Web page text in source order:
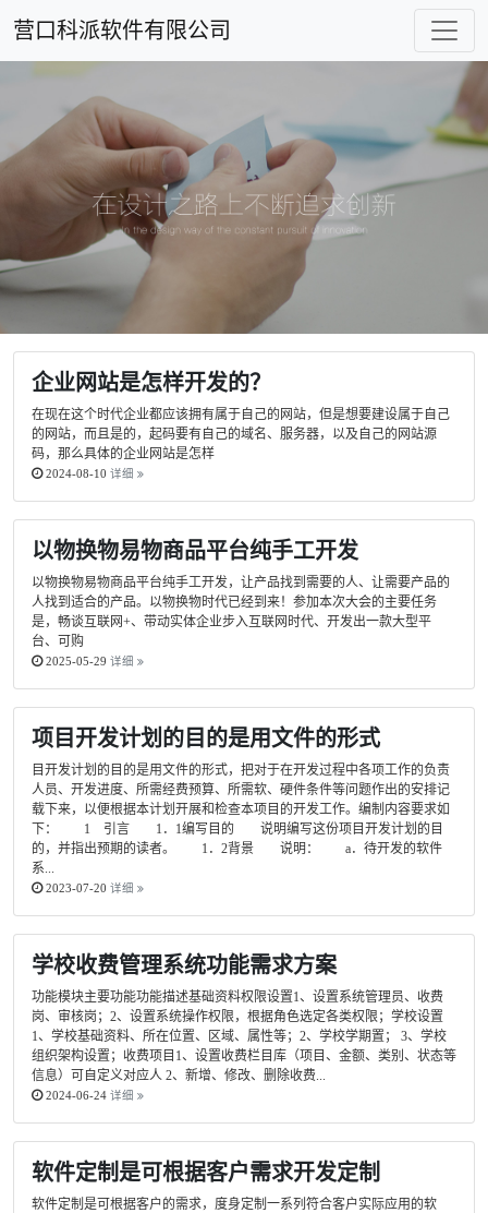
营口科派软件有限公司
企业网站是怎样开发的？
在现在这个时代企业都应该拥有属于自己的网站，但是想要建设属于自己
的网站，而且是的，起码要有自己的域名、服务器，以及自己的网站源
码，那么具体的企业网站是怎样
2024-08-10 详细
以物换物易物商品平台纯手工开发
以物换物易物商品平台纯手工开发，让产品找到需要的人、让需要产品的
人找到适合的产品。以物换物时代已经到来！参加本次大会的主要任务
是，畅谈互联网+、带动实体企业步入互联网时代、开发出一款大型平
台、可购
2025-05-29 详细
项目开发计划的目的是用文件的形式
目开发计划的目的是用文件的形式，把对于在开发过程中各项工作的负责
人员、开发进度、所需经费预算、所需软、硬件条件等问题作出的安排记
载下来，以便根据本计划开展和检查本项目的开发工作。编制内容要求如
下： 1 引言 1．1编写目的 说明编写这份项目开发计划的目
的，并指出预期的读者。 1．2背景 说明： a．待开发的软件
系...
2023-07-20 详细
学校收费管理系统功能需求方案
功能模块主要功能功能描述基础资料权限设置1、设置系统管理员、收费
岗、审核岗；2、设置系统操作权限，根据角色选定各类权限；学校设置
1、学校基础资料、所在位置、区域、属性等；2、学校学期置； 3、学校
组织架构设置；收费项目1、设置收费栏目库（项目、金额、类别、状态等
信息）可自定义对应人 2、新增、修改、删除收费...
2024-06-24 详细
软件定制是可根据客户需求开发定制
软件定制是可根据客户的需求，度身定制一系列符合客户实际应用的软